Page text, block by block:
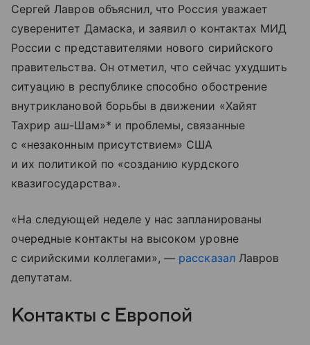
Сергей Лавров объяснил, что Россия уважает
суверенитет Дамаска, и заявил о контактах МИД
России с представителями нового сирийского
правительства. Он отметил, что сейчас ухудшить
ситуацию в республике способно обострение
внутриклановой борьбы в движении «Хайят
Тахрир аш-Шам»* и проблемы, связанные
с «незаконным присутствием» США
и их политикой по «созданию курдского
квазигосударства».
«На следующей неделе у нас запланированы
очередные контакты на высоком уровне
с сирийскими коллегами», — рассказалЛавров
депутатам.
Контакты с Европой